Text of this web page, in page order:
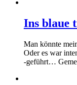
Ins blaue
Man könnte
Oder es war
-geführt…